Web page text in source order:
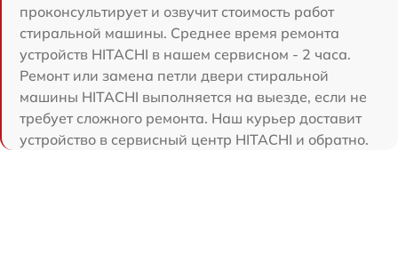
проконсультирует и озвучит стоимость работ
стиральной машины. Среднее время ремонта
устройств HITACHI в нашем сервисном - 2 часа.
Ремонт или замена петли двери стиральной
машины HITACHI выполняется на выезде, если не
требует сложного ремонта. Наш курьер доставит
устройство в сервисный центр HITACHI и обратно.